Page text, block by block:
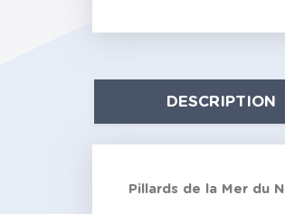
DESCRIPTION
Pillards de la Mer du